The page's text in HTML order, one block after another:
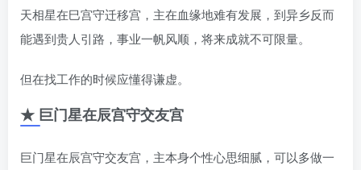
天相星在巳宫守迁移宫，主在血缘地难有发展，到异乡反而
能遇到贵人引路，事业一帆风顺，将来成就不可限量。
但在找工作的时候应懂得谦虚。
★ 巨门星在辰宫守交友宫
巨门星在辰宫守交友宫，主本身个性心思细腻，可以多做一